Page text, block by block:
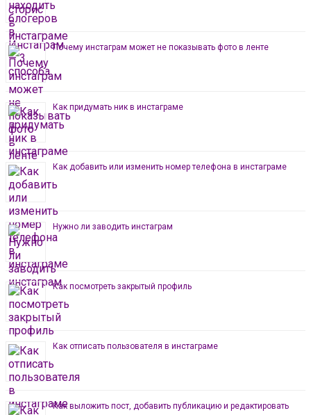
Почему инстаграм может не показывать фото в ленте
Как придумать ник в инстаграме
Как добавить или изменить номер телефона в инстаграме
Нужно ли заводить инстаграм
Как посмотреть закрытый профиль
Как отписать пользователя в инстаграме
Как выложить пост, добавить публикацию и редактировать